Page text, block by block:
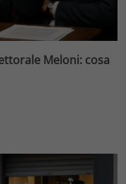
Meloni: cosa